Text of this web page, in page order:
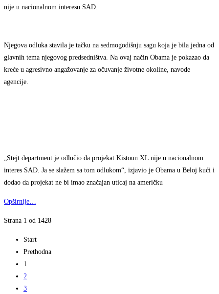
nije u nacionalnom interesu SAD.
Njegova odluka stavila je tačku na sedmogodišnju sagu koja je bila jedna od
glavnih tema njegovog predsedništva. Na ovaj način Obama je pokazao da
kreće u agresivno angažovanje za očuvanje životne okoline, navode
agencije.
„Stejt department je odlučio da projekat Kistoun XL nije u nacionalnom
interes SAD. Ja se slažem sa tom odlukom“, izjavio je Obama u Beloj kući i
dodao da projekat ne bi imao značajan uticaj na američku
Opširnije…
Strana 1 od 1428
Start
Prethodna
1
2
3